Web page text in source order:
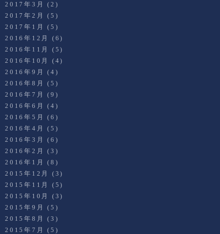
2017年3月
(2)
2017年2月
(5)
2017年1月
(5)
2016年12月
(6)
2016年11月
(5)
2016年10月
(4)
2016年9月
(4)
2016年8月
(5)
2016年7月
(9)
2016年6月
(4)
2016年5月
(6)
2016年4月
(5)
2016年3月
(6)
2016年2月
(3)
2016年1月
(8)
2015年12月
(3)
2015年11月
(5)
2015年10月
(3)
2015年9月
(5)
2015年8月
(3)
2015年7月
(5)